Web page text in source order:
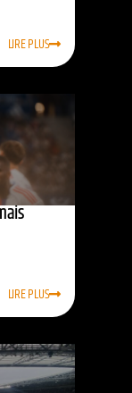
LIRE PLUS
LIRE PLUS